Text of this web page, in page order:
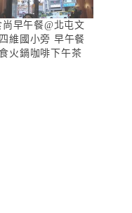
早午餐@北屯文
維國小旁 早午餐
火鍋咖啡下午茶